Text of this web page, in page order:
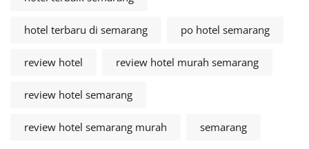
hotel terbaru di semarang po hotel semarang
review hotel review hotel murah semarang
review hotel semarang
review hotel semarang murah semarang